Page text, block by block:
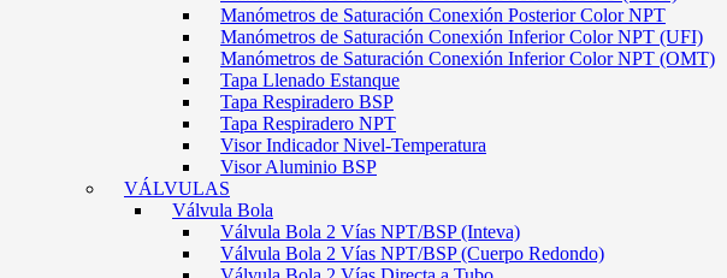
Manómetros de Saturación Conexión Posterior Color NPT
Manómetros de Saturación Conexión Inferior Color NPT (UFI)
Manómetros de Saturación Conexión Inferior Color NPT (OMT)
Tapa Llenado Estanque
Tapa Respiradero BSP
Tapa Respiradero NPT
Visor Indicador Nivel-Temperatura
Visor Aluminio BSP
VÁLVULAS
Válvula Bola
Válvula Bola 2 Vías NPT/BSP (Inteva)
Válvula Bola 2 Vías NPT/BSP (Cuerpo Redondo)